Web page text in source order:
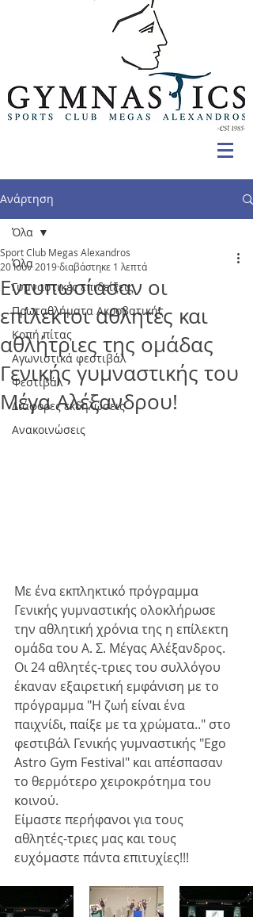
Ανάρτηση
Όλα
Γυμναστικές επιδείξεις
Πρωταθλήματα Ακροβατικής
Κοπή πίτας
Αγωνιστικά φεστιβάλ
Φεστιβάλ
Διάφορες εκδηλώσεις
Ανακοινώσεις
Όλα
Εντυπωσίασαν οι
επίλεκτοι αθλητές και
αθλήτριες της ομάδας
Γενικής γυμναστικής του
Μέγα Αλέξανδρου!
Sport Club Megas Alexandros
20 Ιουν 2019διαβάστηκε 1 λεπτά
Με ένα εκπληκτικό πρόγραμμα
Γενικής γυμναστικής ολοκλήρωσε
την αθλητική χρόνια της η επίλεκτη
ομάδα του Α. Σ. Μέγας Αλέξανδρος.
Οι 24 αθλητές-τριες του συλλόγου
έκαναν εξαιρετική εμφάνιση με το
πρόγραμμα "Η ζωή είναι ένα
παιχνίδι, παίξε με τα χρώματα.." στο
φεστιβάλ Γενικής γυμναστικής "Ego
Astro Gym Festival" και απέσπασαν
το θερμότερο χειροκρότημα του
κοινού.
Είμαστε περήφανοι για τους
αθλητές-τριες μας και τους
ευχόμαστε πάντα επιτυχίες!!!